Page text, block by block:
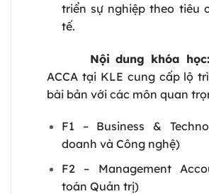
triển sự nghiệp theo tiêu
tế.
Nội dung khóa học:
ACCA tại KLE cung cấp lộ
bài bản với các môn quan
F1 – Business &
doanh và Công nghệ)
F2 – Management
toán Quản trị)